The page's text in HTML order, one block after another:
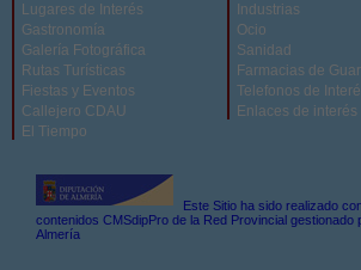
Lugares de Interés
Gastronomía
Galería Fotográfica
Rutas Turísticas
Fiestas y Eventos
Callejero CDAU
El Tiempo
Industrias
Ocio
Sanidad
Farmacias de
Telefonos de
Enlaces de interés
Este Sitio ha sido realizado
contenidos CMSdipPro de la Red Provincial gestionado
Almería